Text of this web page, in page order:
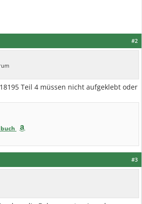
#2
Teil 4 müssen nicht aufgeklebt oder
#3